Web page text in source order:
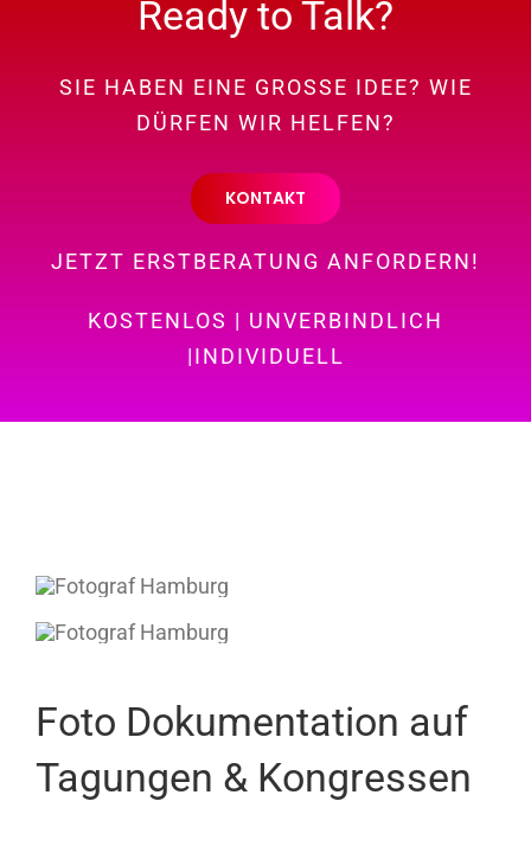
Ready to Talk?
SIE HABEN EINE GROSSE IDEE? WIE
DÜRFEN WIR HELFEN?
KONTAKT
JETZT ERSTBERATUNG ANFORDERN!
KOSTENLOS | UNVERBINDLICH
|INDIVIDUELL
Foto Dokumentation auf
Tagungen & Kongressen